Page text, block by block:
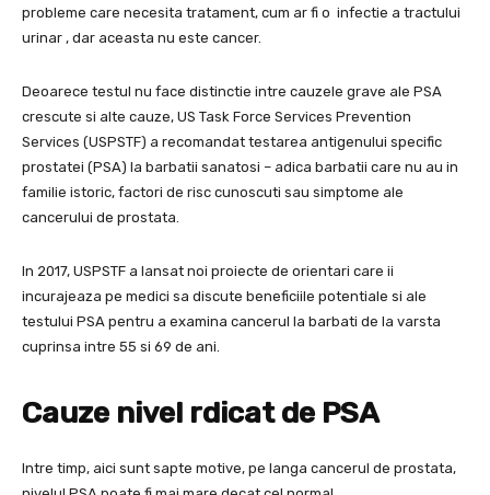
probleme care necesita tratament, cum ar fi o infectie a tractului
urinar , dar aceasta nu este cancer.
Deoarece testul nu face distinctie intre cauzele grave ale PSA
crescute si alte cauze, US Task Force Services Prevention
Services (USPSTF) a recomandat testarea antigenului specific
prostatei (PSA) la barbatii sanatosi – adica barbatii care nu au in
familie istoric, factori de risc cunoscuti sau simptome ale
cancerului de prostata.
In 2017, USPSTF a lansat noi proiecte de orientari care ii
incurajeaza pe medici sa discute beneficiile potentiale si ale
testului PSA pentru a examina cancerul la barbati de la varsta
cuprinsa intre 55 si 69 de ani.
Cauze nivel rdicat de PSA
Intre timp, aici sunt sapte motive, pe langa cancerul de prostata,